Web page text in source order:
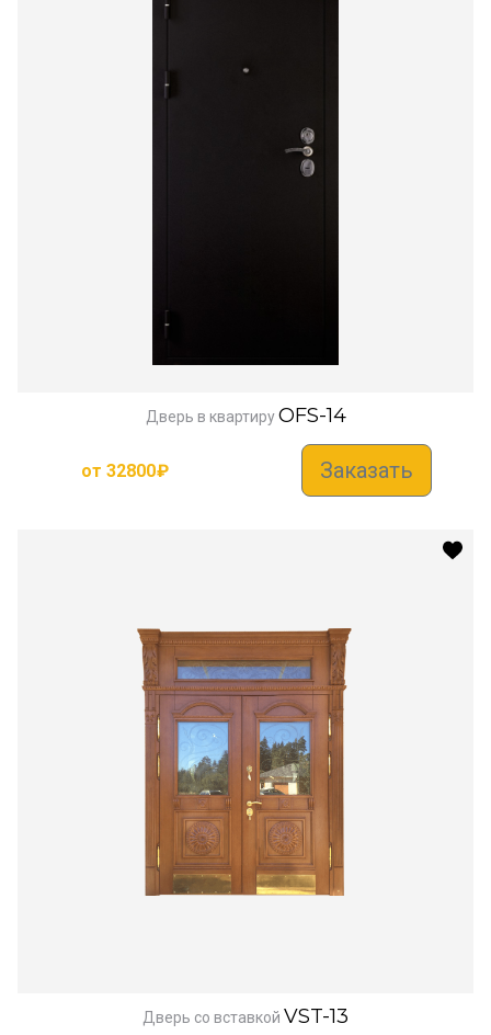
Дверь в квартиру OFS-14
от 32800₽ Заказать
Дверь со вставкой VST-13